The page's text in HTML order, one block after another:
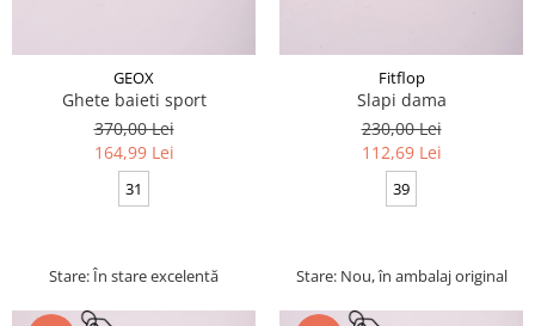
GEOX
Ghete baieti sport
370,00 Lei
164,99 Lei
31
Stare: În stare excelentă
Fitflop
Slapi dama
230,00 Lei
112,69 Lei
39
Stare: Nou, în ambalaj original